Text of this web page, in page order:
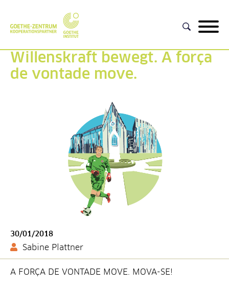
Willenskraft bewegt. A força
de vontade move.
30/01/2018
Sabine Plattner
A FORÇA DE VONTADE MOVE. MOVA-SE!